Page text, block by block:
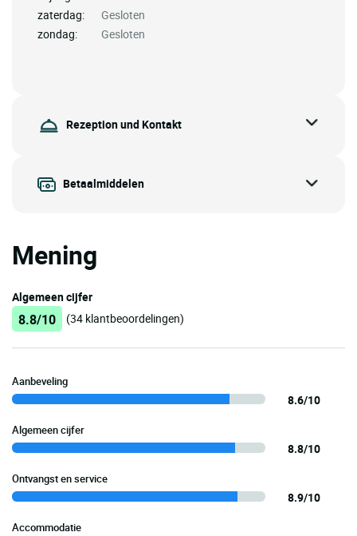
zaterdag:
Gesloten
zondag:
Gesloten
Rezeption und Kontakt
Betaalmiddelen
Mening
Algemeen cijfer
8.8/10 (34 klantbeoordelingen)
Aanbeveling
8.6/10
Algemeen cijfer
8.8/10
Ontvangst en service
8.9/10
Accommodatie